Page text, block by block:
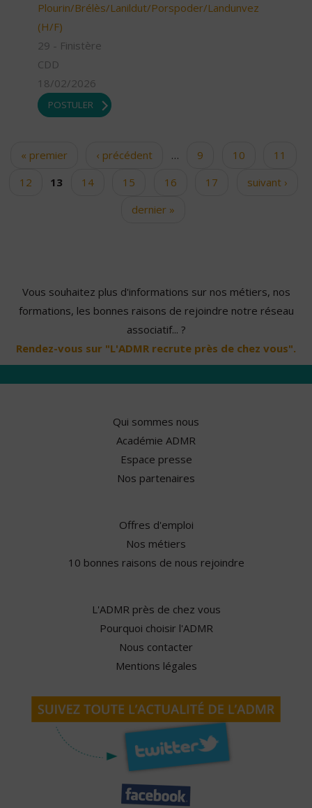
Plourin/Brélès/Lanildut/Porspoder/Landunvez
(H/F)
29 - Finistère
CDD
18/02/2026
POSTULER
Pages
« premier ‹ précédent … 9 10
11
12
13 14 15 16 17
suivant ›
dernier »
Vous souhaitez plus d'informations sur nos métiers, nos
formations, les bonnes raisons de rejoindre notre réseau
associatif... ?
Rendez-vous sur "L'ADMR recrute près de chez vous".
Qui sommes nous
Académie ADMR
Espace presse
Nos partenaires
Offres d'emploi
Nos métiers
10 bonnes raisons de nous rejoindre
L'ADMR près de chez vous
Pourquoi choisir l'ADMR
Nous contacter
Mentions légales